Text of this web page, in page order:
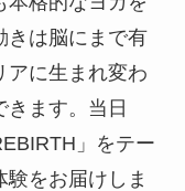
きは脳にまで有
アに生まれ変わ
きます。当日
」をテー
をお届けしま